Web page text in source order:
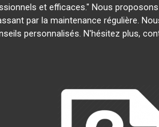
et efficaces." Nous
par la maintenance régulière.
personnalisés. N'hésitez plus,